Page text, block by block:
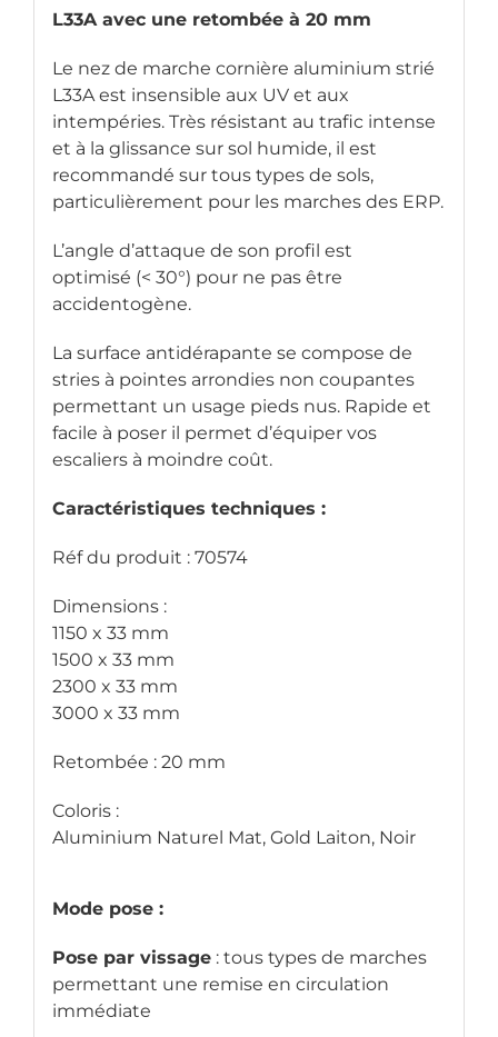
L33A avec une retombée à 20 mm
Le nez de marche cornière aluminium strié
L33A est insensible aux UV et aux
intempéries. Très résistant au trafic intense
et à la glissance sur sol humide, il est
recommandé sur tous types de sols,
particulièrement pour les marches des ERP.
L’angle d’attaque de son profil est
optimisé (< 30°) pour ne pas être
accidentogène.
La surface antidérapante se compose de
stries à pointes arrondies non coupantes
permettant un usage pieds nus. Rapide et
facile à poser il permet d’équiper vos
escaliers à moindre coût.
Caractéristiques techniques :
Réf du produit : 70574
Dimensions :
1150 x 33 mm
1500 x 33 mm
2300 x 33 mm
3000 x 33 mm
Retombée : 20 mm
Coloris :
Aluminium Naturel Mat, Gold Laiton, Noir
Mode pose :
Pose par vissage: tous types de marches
permettant une remise en circulation
immédiate